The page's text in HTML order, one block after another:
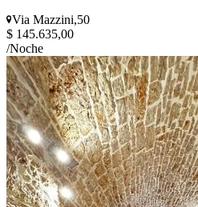
Via Mazzini,50
$ 145.635,00
/Noche